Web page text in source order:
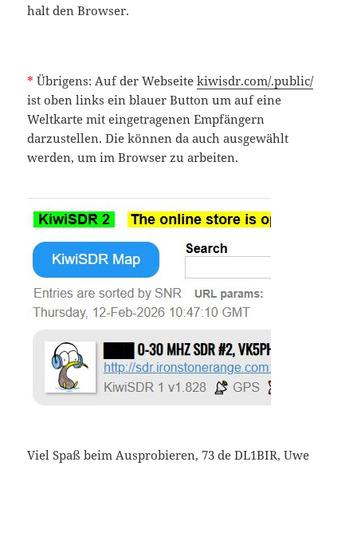
halt den Browser.
* Übrigens: Auf der Webseitekiwisdr.com/.public/
ist oben links ein blauer Button um auf eine
Weltkarte mit eingetragenen Empfängern
darzustellen. Die können da auch ausgewählt
werden, um im Browser zu arbeiten.
Viel Spaß beim Ausprobieren, 73 de DL1BIR, Uwe